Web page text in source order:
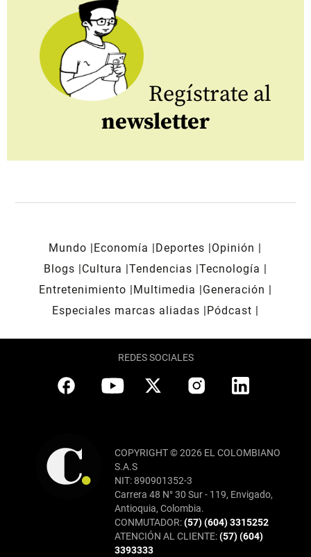
Regístrate al
newsletter
Mundo Economía Deportes
Opinión
Blogs
Cultura Tendencias Tecnología
Entretenimiento
Multimedia
Generación
Especiales marcas aliadas
Pódcast
REDES SOCIALES
COPYRIGHT © 2026 EL COLOMBIANO
S.A.S
NIT: 890901352-3
Carrera 48 N° 30 Sur - 119, Envigado,
Antioquia, Colombia.
CONMUTADOR:(57) (604) 3315252
ATENCIÓN AL CLIENTE:(57) (604)
3393333